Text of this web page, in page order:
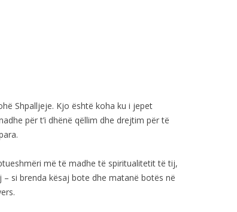
Shpalljeje. Kjo është koha ku i jepet
për t’i dhënë qëllim dhe drejtim për të
më të madhe të spiritualitetit të tij,
si brenda kësaj bote dhe matanë botës në